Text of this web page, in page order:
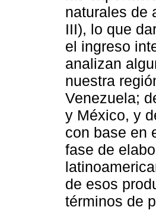
naturales de
III), lo que
el ingreso
analizan
nuestra
Venezuela;
y México, y
con base en
fase de
de esos
términos de